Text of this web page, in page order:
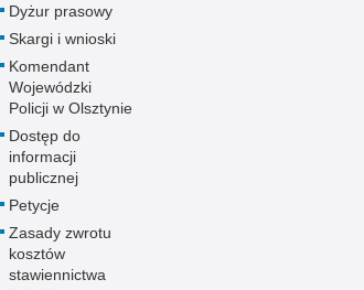
Dyżur prasowy
Skargi i wnioski
Komendant
Wojewódzki
Policji w Olsztynie
Dostęp do
informacji
publicznej
Petycje
Zasady zwrotu
kosztów
stawiennictwa